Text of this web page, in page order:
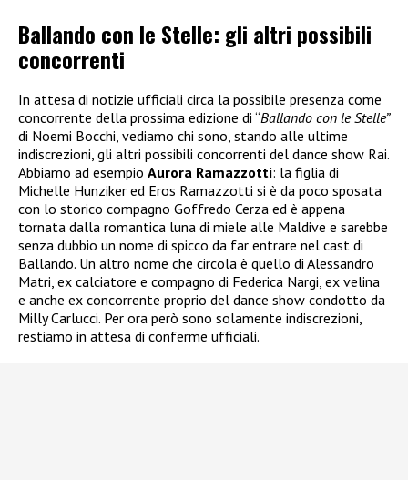
Ballando con le Stelle: gli altri possibili
concorrenti
In attesa di notizie ufficiali circa la possibile presenza come
concorrente della prossima edizione di “Ballando con le Stelle”
di Noemi Bocchi, vediamo chi sono, stando alle ultime
indiscrezioni, gli altri possibili concorrenti del dance show Rai.
Abbiamo ad esempio Aurora Ramazzotti: la figlia di
Michelle Hunziker ed Eros Ramazzotti si è da poco sposata
con lo storico compagno Goffredo Cerza ed è appena
tornata dalla romantica luna di miele alle Maldive e sarebbe
senza dubbio un nome di spicco da far entrare nel cast di
Ballando. Un altro nome che circola è quello di Alessandro
Matri, ex calciatore e compagno di Federica Nargi, ex velina
e anche ex concorrente proprio del dance show condotto da
Milly Carlucci. Per ora però sono solamente indiscrezioni,
restiamo in attesa di conferme ufficiali.